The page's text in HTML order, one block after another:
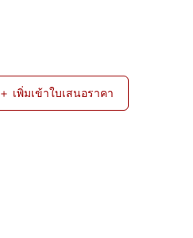
＋ เพิ่มเข้าใบเสนอราคา